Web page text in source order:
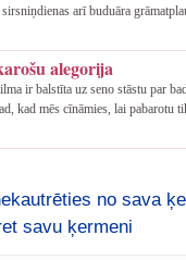
arī buduāra
alegorija
ir balstīta uz seno stāstu par
kad mēs cīnāmies, lai pabarotu
no sava
savu ķermeni